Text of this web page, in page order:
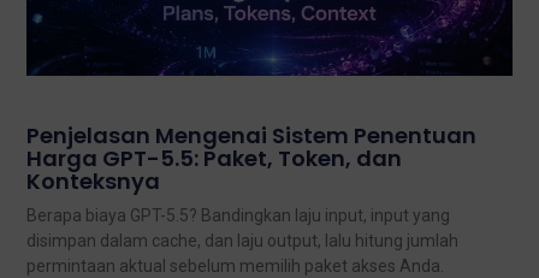
Penjelasan Mengenai Sistem Penentuan
Harga GPT-5.5: Paket, Token, dan
Konteksnya
Berapa biaya GPT-5.5? Bandingkan laju input, input yang
disimpan dalam cache, dan laju output, lalu hitung jumlah
permintaan aktual sebelum memilih paket akses Anda.